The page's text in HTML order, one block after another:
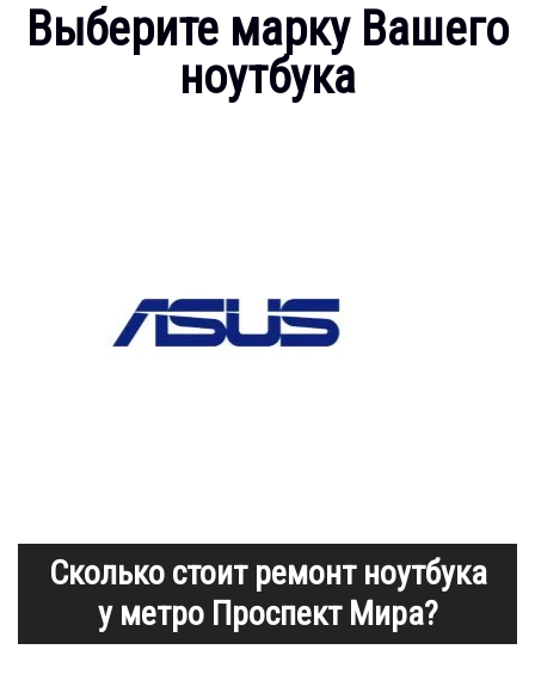
Выберите марку Вашего
ноутбука
Сколько стоит ремонт ноутбука
у метро Проспект Мира?